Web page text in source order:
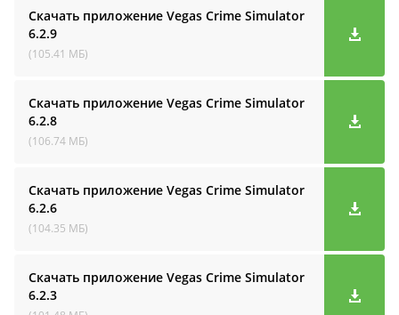
Скачать приложение Vegas Crime Simulator
6.2.9
(105.41 МБ)
Скачать приложение Vegas Crime Simulator
6.2.8
(106.74 МБ)
Скачать приложение Vegas Crime Simulator
6.2.6
(104.35 МБ)
Скачать приложение Vegas Crime Simulator
6.2.3